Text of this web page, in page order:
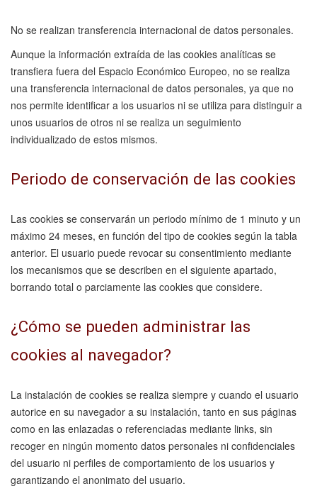
No se realizan transferencia internacional de datos personales.
Aunque la información extraída de las cookies analíticas se
transfiera fuera del Espacio Económico Europeo, no se realiza
una transferencia internacional de datos personales, ya que no
nos permite identificar a los usuarios ni se utiliza para distinguir a
unos usuarios de otros ni se realiza un seguimiento
individualizado de estos mismos.
Periodo de conservación de las cookies
Las cookies se conservarán un periodo mínimo de 1 minuto y un
máximo 24 meses, en función del tipo de cookies según la tabla
anterior. El usuario puede revocar su consentimiento mediante
los mecanismos que se describen en el siguiente apartado,
borrando total o parciamente las cookies que considere.
¿Cómo se pueden administrar las
cookies al navegador?
La instalación de cookies se realiza siempre y cuando el usuario
autorice en su navegador a su instalación, tanto en sus páginas
como en las enlazadas o referenciadas mediante links, sin
recoger en ningún momento datos personales ni confidenciales
del usuario ni perfiles de comportamiento de los usuarios y
garantizando el anonimato del usuario.